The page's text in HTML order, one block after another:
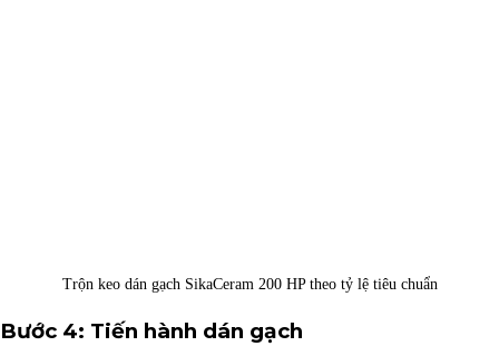
Trộn keo dán gạch SikaCeram 200 HP theo tỷ lệ tiêu chuẩn
Bước 4: Tiến hành dán gạch